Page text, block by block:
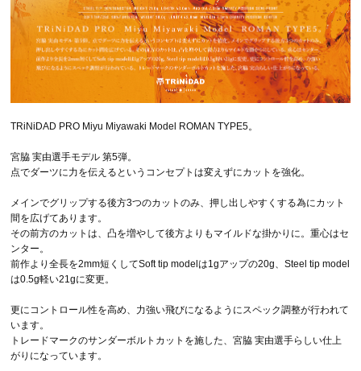
TRiNiDAD PRO Miyu Miyawaki Model ROMAN TYPE5。
宮脇 実由選手モデル 第5弾。
点でダーツに力を伝えるというコンセプトは変えずにカットを強化。
メインでグリップする後方3つのカットのみ、押し出しやすくする為にカット
間を広げてあります。
その前方のカットは、凸を増やして後方よりもマイルドな掛かりに。重心はセ
ンター。
前作より全長を2mm短くしてSoft tip modelは1gアップの20g、Steel tip model
は0.5g軽い21gに変更。
更にコントロール性を高め、力強い飛びになるようにスペック調整が行われて
います。
トレードマークのサンダーボルトカットを施した、宮脇 実由選手らしい仕上
がりになっています。